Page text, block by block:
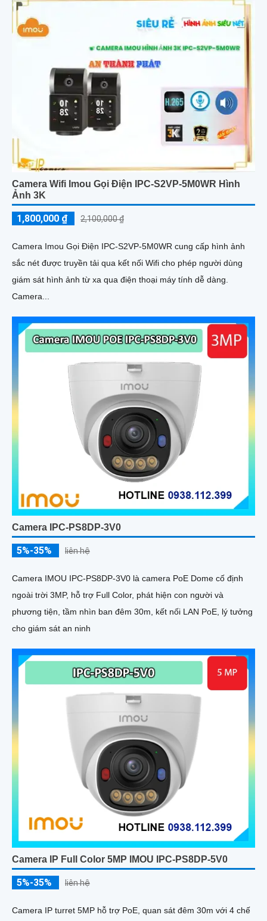
Camera Wifi Imou Gọi Điện IPC-S2VP-5M0WR Hình
Ảnh 3K
1,800,000 ₫ 2,100,000 ₫
Camera Imou Gọi Điện IPC-S2VP-5M0WR cung cấp hình ảnh
sắc nét được truyền tải qua kết nối Wifi cho phép người dùng
giám sát hình ảnh từ xa qua điện thoại máy tính dễ dàng.
Camera...
Camera IPC-PS8DP-3V0
5%-35% liên hệ
Camera IMOU IPC-PS8DP-3V0 là camera PoE Dome cố định
ngoài trời 3MP, hỗ trợ Full Color, phát hiện con người và
phương tiện, tầm nhìn ban đêm 30m, kết nối LAN PoE, lý tưởng
cho giám sát an ninh
Camera IP Full Color 5MP IMOU IPC-PS8DP-5V0
5%-35% liên hệ
Camera IP turret 5MP hỗ trợ PoE, quan sát đêm 30m với 4 chế